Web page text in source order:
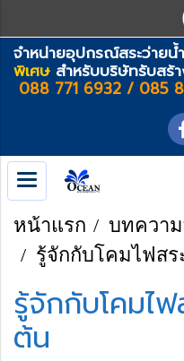
จำหน่ายอุปกรณ์สระว่ายน้
พิเศษ สำหรับบริษัทรับสร้
088 771 6932 / 085
หน้าแรก บทควา
รู้จักกับโคมไฟสร
รู้จักกับโคมไฟ
ต้น